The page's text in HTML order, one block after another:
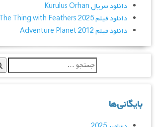
دانلود سریال Kurulus Orhan
دانلود فیلم The Thing with Feathers 2025
دانلود فیلم Adventure Planet 2012
بایگانی‌ها